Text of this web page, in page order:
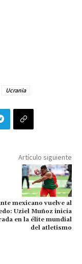
Ucrania
Artículo siguiente
mexicano vuelve al
Uziel Muñoz inicia
en la élite mundial
del atletismo